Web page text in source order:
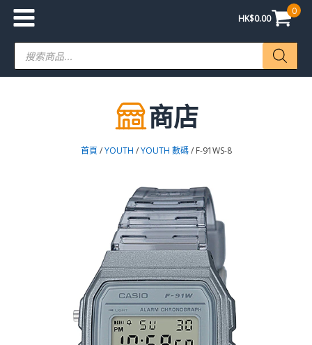
HK$0.00
0
Products
search
商店
首頁 /YOUTH /YOUTH 數碼/ F-91WS-8